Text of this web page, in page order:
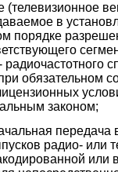
(телевизионное
в
порядке
радиочастотного
обязательном
законом;
передача
радио- или
или